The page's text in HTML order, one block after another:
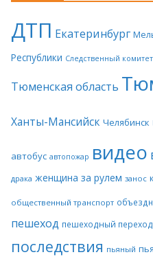
ДТП Екатеринбург
Республики Следственный комитет
Тюменская область
Ханты-Мансийск Челябинск
автобус автопожар видео
драка женщина за рулем занос
общественный транспорт
пешеход пешеходный переход
последствия пьяный